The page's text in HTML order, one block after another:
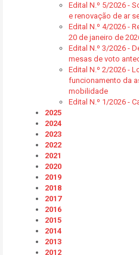
Edital N.º 5/2026 -
e renovação de ar
Edital N.º 4/2026 -
20 de janeiro de
Edital N.º 3/2026 -
mesas de voto
Edital N.º 2/2026 -
funcionamento da
mobilidade
Edital N.º 1/2026 -
2025
2024
2023
2022
2021
2020
2019
2018
2017
2016
2015
2014
2013
2012